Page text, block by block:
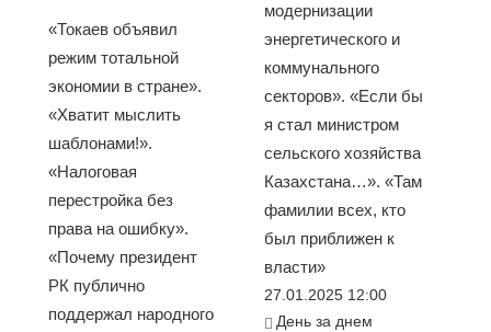
«Токаев объявил
режим тотальной
экономии в стране».
«Хватит мыслить
шаблонами!».
«Налоговая
перестройка без
права на ошибку».
«Почему президент
РК публично
поддержал народного
модернизации
энергетического и
коммунального
секторов». «Если бы
я стал министром
сельского хозяйства
Казахстана…». «Там
фамилии всех, кто
был приближен к
власти»
27.01.2025 12:00
День за днем